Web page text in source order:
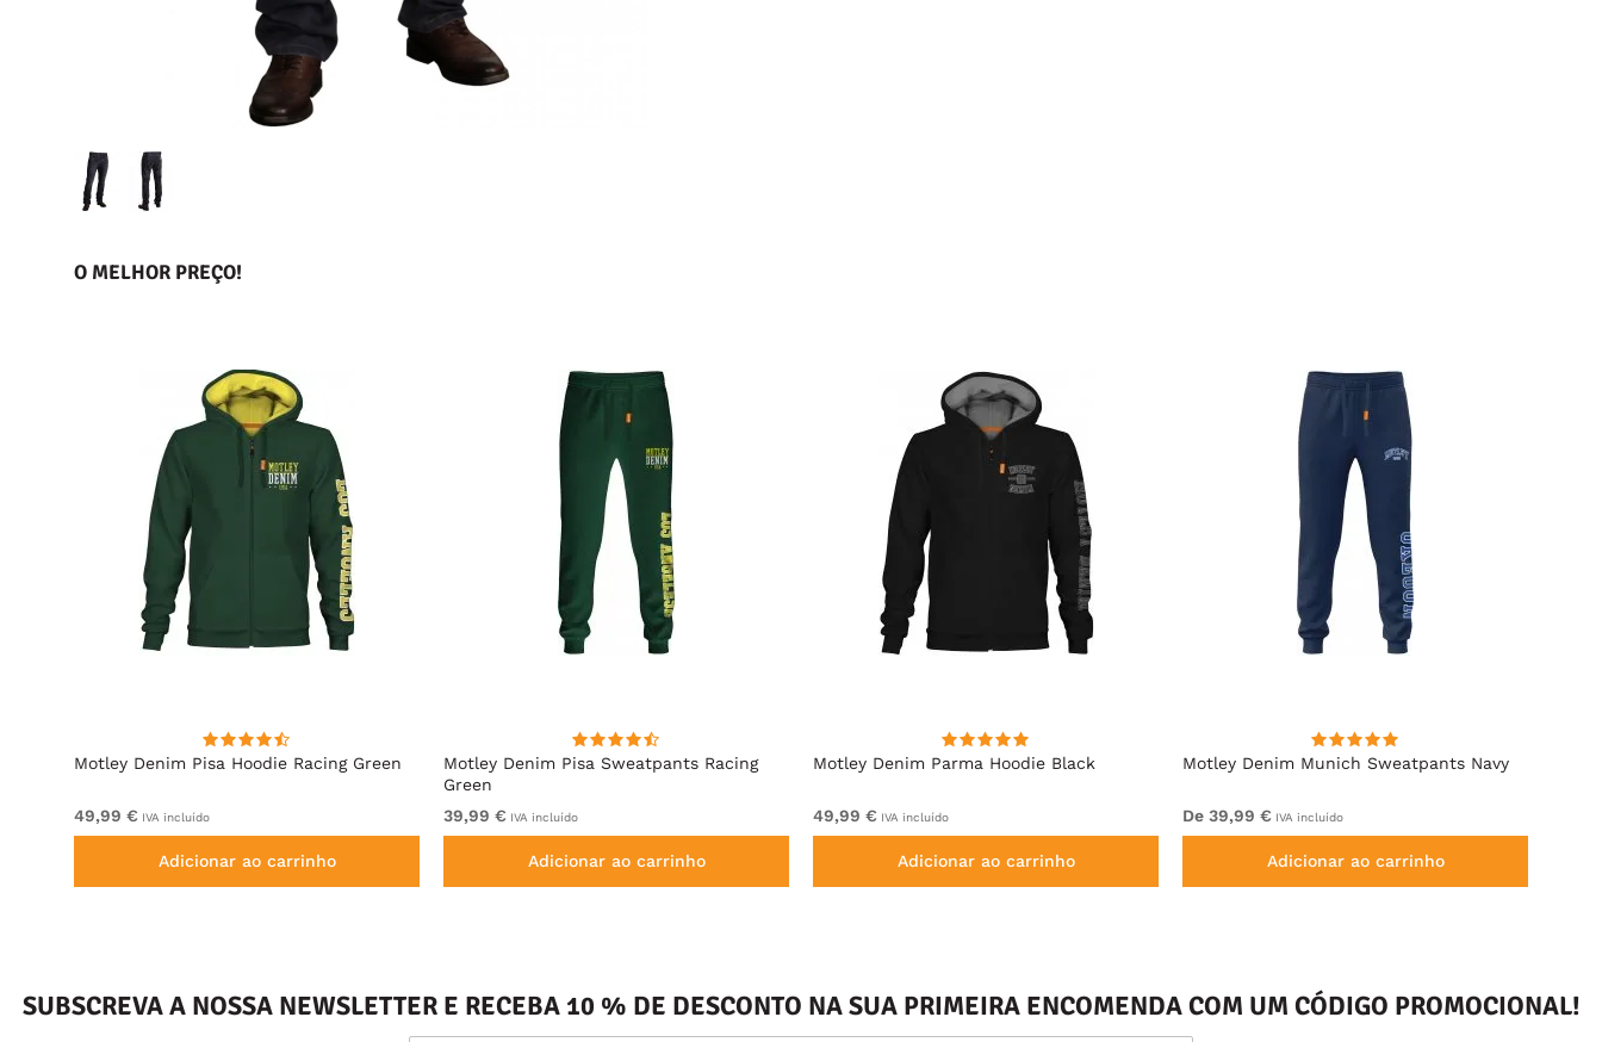
O MELHOR PREÇO!
Motley Denim Pisa Hoodie Racing Green
49,99 € IVA incluído
Adicionar ao carrinho
Motley Denim Pisa Sweatpants Racing
Green
39,99 € IVA incluído
Adicionar ao carrinho
Motley Denim Parma Hoodie Black
49,99 € IVA incluído
Adicionar ao carrinho
Motley Denim Munich Sweatpants Navy
De 39,99 € IVA incluído
Adicionar ao carrinho
SUBSCREVA A NOSSA NEWSLETTER E RECEBA 10 % DE DESCONTO NA SUA PRIMEIRA ENCOMENDA COM UM CÓDIGO PROMOCIONAL!